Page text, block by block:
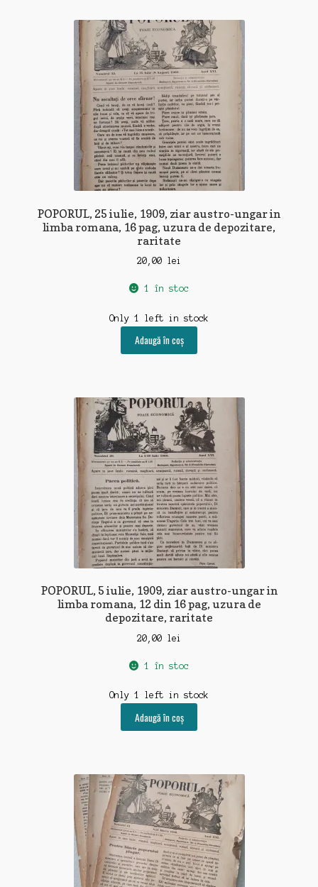
POPORUL, 25 iulie, 1909, ziar austro-ungar in
limba romana, 16 pag, uzura de depozitare,
raritate
20,00 lei
1 în stoc
Only 1 left in stock
Adaugă în coș
POPORUL, 5 iulie, 1909, ziar austro-ungar in
limba romana, 12 din 16 pag, uzura de
depozitare, raritate
20,00 lei
1 în stoc
Only 1 left in stock
Adaugă în coș